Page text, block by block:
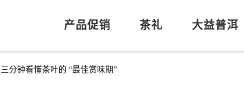
产品促销 茶礼 大益普洱
三分钟看懂茶叶的 “最佳赏味期”